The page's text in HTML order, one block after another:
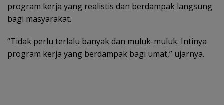
program kerja yang realistis dan berdampak langsung
bagi masyarakat.
“Tidak perlu terlalu banyak dan muluk-muluk. Intinya
program kerja yang berdampak bagi umat,” ujarnya.